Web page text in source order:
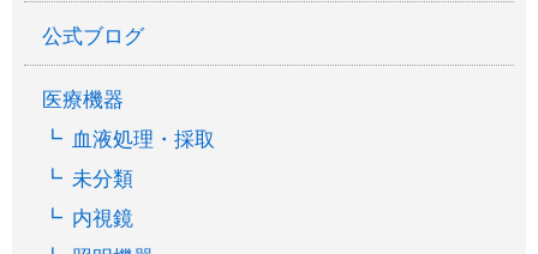
公式ブログ
医療機器
血液処理・採取
未分類
内視鏡